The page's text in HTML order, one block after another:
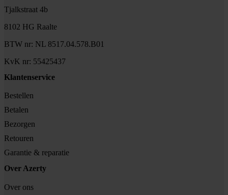
Tjalkstraat 4b
8102 HG Raalte
BTW nr: NL 8517.04.578.B01
KvK nr: 55425437
Klantenservice
Bestellen
Betalen
Bezorgen
Retouren
Garantie & reparatie
Over Azerty
Over ons